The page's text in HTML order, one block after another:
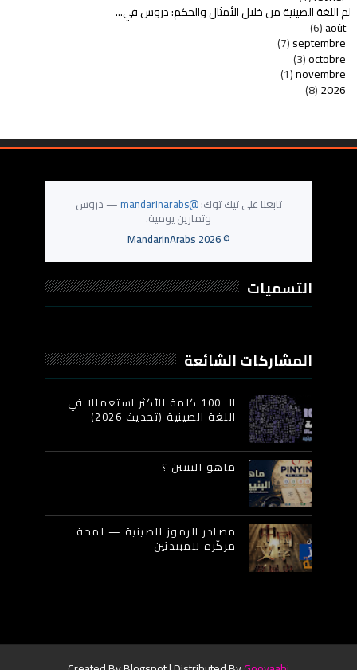
اللغة الصينية من خلال الأمثال والحكم: دروس في...
août
(6)
septembre
(7)
octobre
(3)
novembre
(1)
2026
(8)
تابعنا على تيك توك:@mandarinarabs — دروس
وتمارين يومية.
©
2026
التسميات
المشاركات الشائعة
الـ 100 كلمة الأكثر استعمالا في
اللغة الصينية (تحديث 2026)
ماهو البنيين ؟
مصادر الرموز الصينية — لمحة
مركّزة للمبتدئين